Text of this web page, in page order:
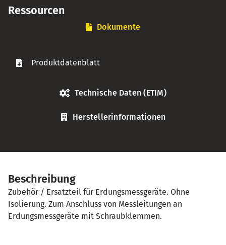
Ressourcen
Dokumente
Produktdatenblatt
Technische Daten (ETIM)
Herstellerinformationen
Beschreibung
Zubehör / Ersatzteil für Erdungsmessgeräte. Ohne
Isolierung. Zum Anschluss von Messleitungen an
Erdungsmessgeräte mit Schraubklemmen.